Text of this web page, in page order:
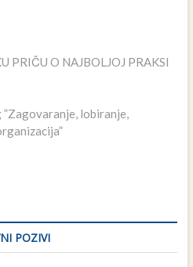
PRIČU O NAJBOLJOJ PRAKSI
lobiranje,
POZIVI